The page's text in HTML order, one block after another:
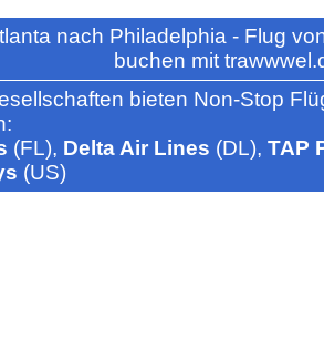
nach Philadelphia - Flug
buchen mit
bieten Non-Stop
(FL), Delta Air Lines (DL), TAP
(US)